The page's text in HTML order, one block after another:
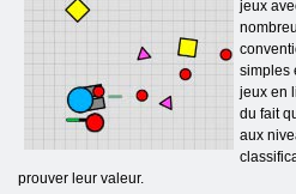
jeux
simples
jeux en
du fait
aux
prouver leur valeur.